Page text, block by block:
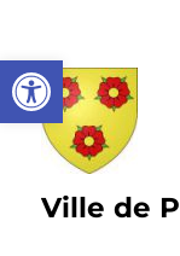
Ouvrir la barre d’outils
Ville de